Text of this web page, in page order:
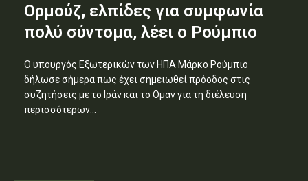
Ορμούζ, ελπίδες για συμφωνία
πολύ σύντομα, λέει ο Ρούμπιο
Ο υπουργός Εξωτερικών των ΗΠΑ Μάρκο Ρούμπιο
δήλωσε σήμερα πως έχει σημειωθεί πρόοδος στις
συζητήσεις με το Ιράν και το Ομάν για τη διέλευση
περισσότερων...